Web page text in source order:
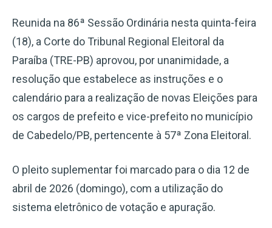
Reunida na 86ª Sessão Ordinária nesta quinta-feira
(18), a Corte do Tribunal Regional Eleitoral da
Paraíba (TRE-PB) aprovou, por unanimidade, a
resolução que estabelece as instruções e o
calendário para a realização de novas Eleições para
os cargos de prefeito e vice-prefeito no município
de Cabedelo/PB, pertencente à 57ª Zona Eleitoral.
O pleito suplementar foi marcado para o dia 12 de
abril de 2026 (domingo), com a utilização do
sistema eletrônico de votação e apuração.